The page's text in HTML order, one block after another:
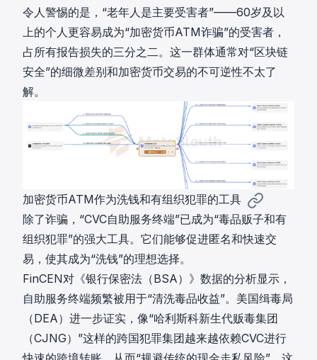
令人警惕的是，“老年人是主要受害者”——60岁及以
上的个人更容易成为“加密货币ATM诈骗”的受害者，
占所有报告损失的三分之二。这一群体通常对“区块链
安全”的细微差别和加密货币交易的不可逆性不太了
解。
加密货币ATM作为洗钱和有组织犯罪的工具
除了诈骗，“CVC自助服务终端”已成为“毒品贩子和有
组织犯罪”的强大工具。它们能够促进匿名和快速交
易，使其成为“洗钱”的理想选择。
FinCEN对《银行保密法（BSA）》数据的分析显示，
自助服务终端频繁被用于“清洗毒品收益”。美国缉毒局
（DEA）进一步证实，像“哈利斯科新生代贩毒集团
（CJNG）”这样的跨国犯罪集团越来越依赖CVC进行